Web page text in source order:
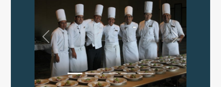
Previous Next